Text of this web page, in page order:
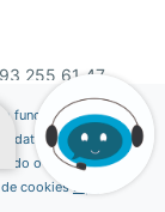
93 255 61 47
funcionamiento de
datos estadísticos.
o desactivarlas
cookies aquí